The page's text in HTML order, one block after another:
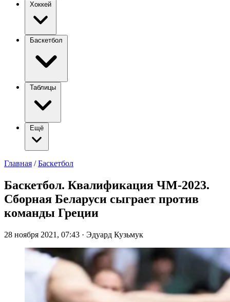
Хоккей
Баскетбол
Таблицы
Ещё
Главная / Баскетбол
Баскетбол. Квалификация ЧМ-2023.
Сборная Беларуси сыграет против
команды Греции
28 ноября 2021, 07:43 · Эдуард Кузьмук